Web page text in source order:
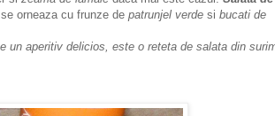
orneaza cu frunze de patrunjel verde si bucati de
un aperitiv delicios, este o reteta de salata din